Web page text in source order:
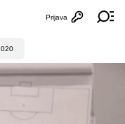
Otvori
Prijava